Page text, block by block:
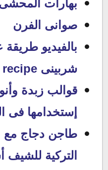
بهارات
صوانى الفرن
بالفيديو
شربينى pizza recipe
قوالب زبدة
إستخدامها فى
طاجن دجاج مع
التركية للشيف